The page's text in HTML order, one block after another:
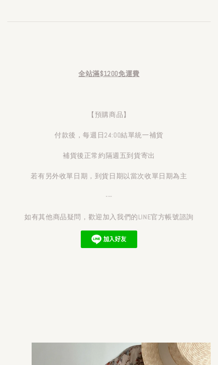
全站滿$1200免運費
【預購商品】
付款後，每週日24:00結單統一補貨
補貨後正常約隔週五到貨寄出
若有另外收單日期，到貨日期以當次收單日期為主
---
如有其他商品疑問，歡迎加入我們的LINE官方帳號諮詢